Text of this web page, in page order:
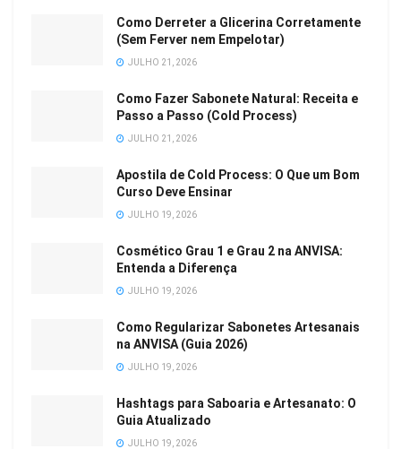
Como Derreter a Glicerina Corretamente
(Sem Ferver nem Empelotar)
JULHO 21, 2026
Como Fazer Sabonete Natural: Receita e
Passo a Passo (Cold Process)
JULHO 21, 2026
Apostila de Cold Process: O Que um Bom
Curso Deve Ensinar
JULHO 19, 2026
Cosmético Grau 1 e Grau 2 na ANVISA:
Entenda a Diferença
JULHO 19, 2026
Como Regularizar Sabonetes Artesanais
na ANVISA (Guia 2026)
JULHO 19, 2026
Hashtags para Saboaria e Artesanato: O
Guia Atualizado
JULHO 19, 2026